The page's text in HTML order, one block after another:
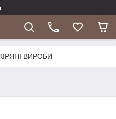
ВИРОБИ